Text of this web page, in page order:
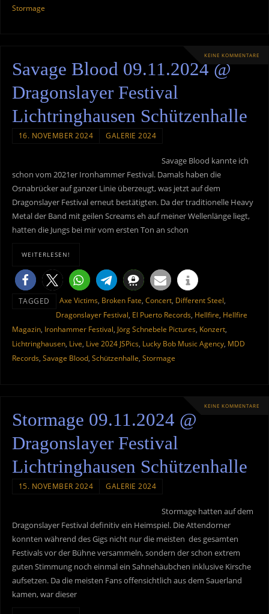
Stormage
KEINE KOMMENTARE
Savage Blood 09.11.2024 @
Dragonslayer Festival
Lichtringhausen Schützenhalle
16. NOVEMBER 2024 GALERIE 2024
Savage Blood kannte ich
schon vom 2021er Ironhammer Festival. Damals haben die
Osnabrücker auf ganzer Linie überzeugt, was jetzt auf dem
Dragonslayer Festival erneut bestätigten. Da der traditionelle Heavy
Metal der Band mit geilen Screams eh auf meiner Wellenlänge liegt,
hatten die Jungs bei mir vom ersten Ton an schon
WEITERLESEN!
TAGGED Axe Victims, Broken Fate, Concert, Different Steel,
Dragonslayer Festival, El Puerto Records, Hellfire, Hellfire
Magazin, Ironhammer Festival, Jörg Schnebele Pictures, Konzert,
Lichtringhausen, Live, Live 2024 JSPics, Lucky Bob Music Agency, MDD
Records, Savage Blood, Schützenhalle, Stormage
KEINE KOMMENTARE
Stormage 09.11.2024 @
Dragonslayer Festival
Lichtringhausen Schützenhalle
15. NOVEMBER 2024 GALERIE 2024
Stormage hatten auf dem
Dragonslayer Festival definitiv ein Heimspiel. Die Attendorner
konnten während des Gigs nicht nur die meisten des gesamten
Festivals vor der Bühne versammeln, sondern der schon extrem
guten Stimmung noch einmal ein Sahnehäubchen inklusive Kirsche
aufsetzen. Da die meisten Fans offensichtlich aus dem Sauerland
kamen, war dieser